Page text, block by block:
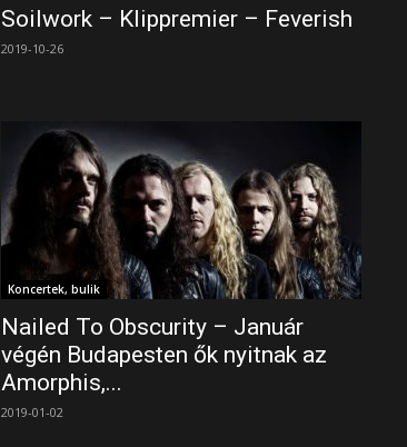
Soilwork – Klippremier – Feverish
2019-10-26
Koncertek, bulik
Nailed To Obscurity – Január
végén Budapesten ők nyitnak az
Amorphis,...
2019-01-02